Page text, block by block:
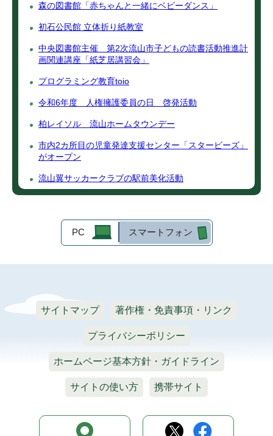
森の図書館「赤ちゃんと一緒にベビーダンス」
初石公民館 立体折り紙教室
中央図書館主催 第2次流山市子どもの読書活動推進計
画関連講座「紙芝居講習会」
プログラミング教育toio
令和6年度 人権擁護委員の日 啓発活動
柏レイソル 流山ホームタウンデー
市内2カ所目の児童発達支援センター「スタービーズ」
がオープン
流山翼サッカークラブの駅前美化活動
PC スマートフォン
サイトマップ 著作権・免責事項・リンク
プライバシーポリシー
ホームページ基本方針・ガイドライン
サイトの使い方 携帯サイト